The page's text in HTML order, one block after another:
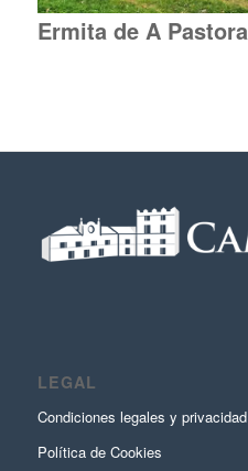
Ermita de A Pastora
LEGAL
Condiciones legales y privacidad
Política de Cookies